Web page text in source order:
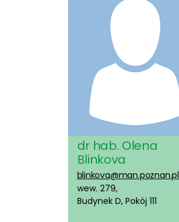
dr hab. Olena
Blinkova
blinkova@man.poznan.pl
wew. 279,
Budynek D, Pokój 111